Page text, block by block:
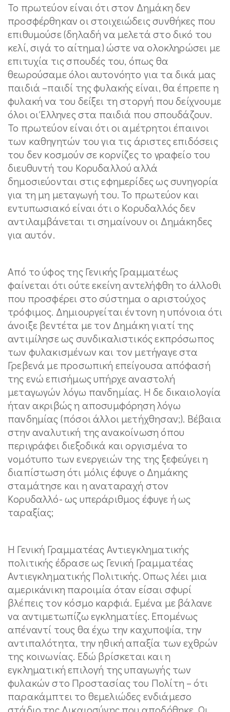
Το πρωτεύον είναι ότι στον Δημάκη δεν
προσφέρθηκαν οι στοιχειώδεις συνθήκες που
επιθυμούσε (δηλαδή να μελετά στο δικό του
κελί, σιγά το αίτημα) ώστε να ολοκληρώσει με
επιτυχία τις σπουδές του, όπως θα
θεωρούσαμε όλοι αυτονόητο για τα δικά μας
παιδιά –παιδί της φυλακής είναι, θα έπρεπε η
φυλακή να του δείξει τη στοργή που δείχνουμε
όλοι οι Έλληνες στα παιδιά που σπουδάζουν.
Το πρωτεύον είναι ότι οι αμέτρητοι έπαινοι
των καθηγητών του για τις άριστες επιδόσεις
του δεν κοσμούν σε κορνίζες το γραφείο του
διευθυντή του Κορυδαλλού αλλά
δημοσιεύονται στις εφημερίδες ως συνηγορία
για τη μη μεταγωγή του. Το πρωτεύον και
εντυπωσιακό είναι ότι ο Κορυδαλλός δεν
αντιλαμβάνεται τι σημαίνουν οι Δημάκηδες
για αυτόν.
Από το ύφος της Γενικής Γραμματέως
φαίνεται ότι ούτε εκείνη αντελήφθη το άλλοθι
που προσφέρει στο σύστημα ο αριστούχος
τρόφιμος. Δημιουργείται έντονη η υπόνοια ότι
άνοιξε βεντέτα με τον Δημάκη γιατί της
αντιμίλησε ως συνδικαλιστικός εκπρόσωπος
των φυλακισμένων και τον μετήγαγε στα
Γρεβενά με προσωπική επείγουσα απόφασή
της ενώ επισήμως υπήρχε αναστολή
μεταγωγών λόγω πανδημίας. Η δε δικαιολογία
ήταν ακριβώς η αποσυμφόρηση λόγω
πανδημίας (πόσοι άλλοι μετήχθησαν;). Βέβαια
στην αναλυτική της ανακοίνωση όπου
περιγράφει διεξοδικά και οργισμένα το
νομότυπο των ενεργειών της της ξεφεύγει η
διαπίστωση ότι μόλις έφυγε ο Δημάκης
σταμάτησε και η αναταραχή στον
Κορυδαλλό- ως υπεράριθμος έφυγε ή ως
ταραξίας;
Η Γενική Γραμματέας Αντιεγκληματικής
πολιτικής έδρασε ως Γενική Γραμματέας
Αντιεγκληματικής Πολιτικής. Οπως λέει μια
αμερικάνικη παροιμία όταν είσαι σφυρί
βλέπεις τον κόσμο καρφιά. Εμένα με βάλανε
να αντιμετωπίζω εγκληματίες. Επομένως
απέναντί τους θα έχω την καχυποψία, την
αντιπαλότητα, την ηθική απαξία των εχθρών
της κοινωνίας. Εδώ βρίσκεται και η
εγκληματική επιλογή της υπαγωγής των
φυλακών στο Προστασίας του Πολίτη – ότι
παρακάμπτει το θεμελιώδες ενδιάμεσο